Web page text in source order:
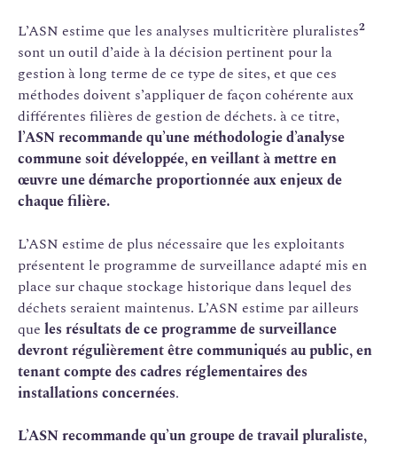
L’ASN estime que les analyses multicritère pluralistes2
sont un outil d’aide à la décision pertinent pour la
gestion à long terme de ce type de sites, et que ces
méthodes doivent s’appliquer de façon cohérente aux
différentes filières de gestion de déchets. à ce titre,
l’ASN recommande qu’une méthodologie d’analyse
commune soit développée, en veillant à mettre en
œuvre une démarche proportionnée aux enjeux de
chaque filière.
L’ASN estime de plus nécessaire que les exploitants
présentent le programme de surveillance adapté mis en
place sur chaque stockage historique dans lequel des
déchets seraient maintenus. L’ASN estime par ailleurs
que les résultats de ce programme de surveillance
devront régulièrement être communiqués au public, en
tenant compte des cadres réglementaires des
installations concernées.
L’ASN recommande qu’un groupe de travail pluraliste,